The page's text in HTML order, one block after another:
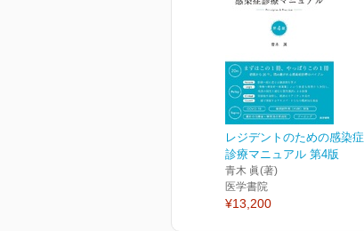
レジデントのための感染症
診療マニュアル 第4版
青木 眞(著)
医学書院
¥13,200